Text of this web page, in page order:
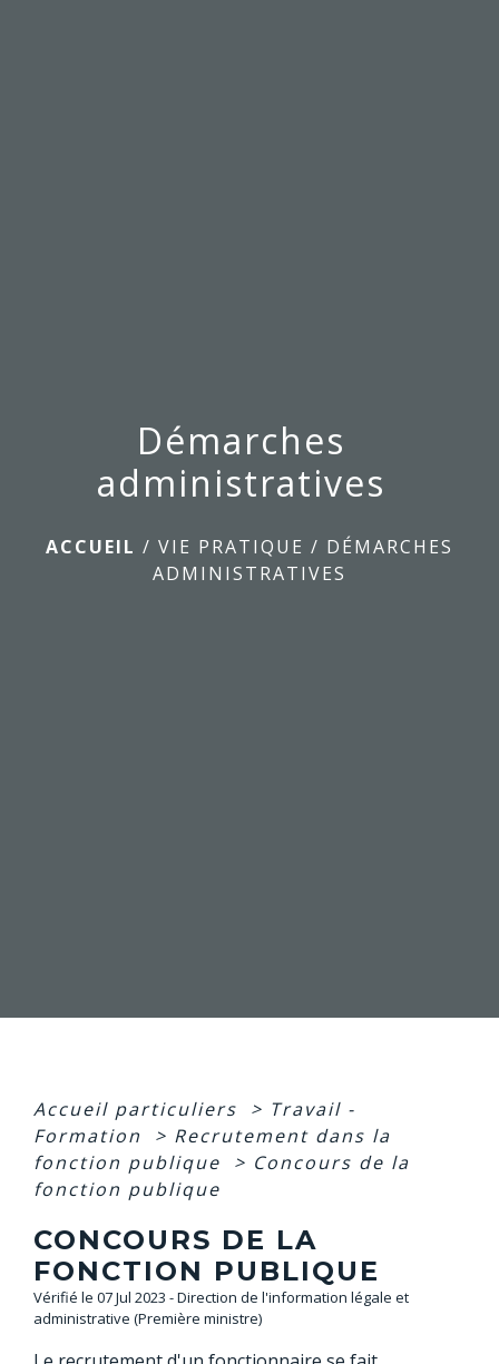
Démarches
administratives
ACCUEIL / VIE PRATIQUE / DÉMARCHES
ADMINISTRATIVES
Accueil particuliers > Travail -
Formation
> Recrutement dans la
fonction publique
> Concours de la
fonction publique
CONCOURS DE LA
FONCTION PUBLIQUE
Vérifié le 07 Jul 2023 - Direction de l'information légale et
administrative (Première ministre)